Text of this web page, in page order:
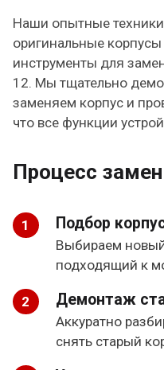
Наши опытные
оригинальные
инструменты для
12. Мы тщательно
заменяем корпус и
что все функции
Процесс
Подбор
Выбираем
подходящий к
Демонтаж
Аккуратно
снять старый